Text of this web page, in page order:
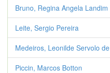
Bruno, Regina Angela Landim
Leite, Sergio Pereira
Medeiros, Leonilde Servolo de
Piccin, Marcos Botton